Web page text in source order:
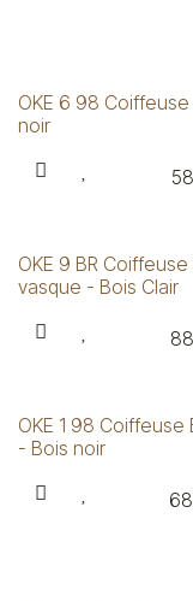
OKE 6 98
noir
OKE 9 BR
vasque - Bois Clair
OKE 1 98 Coiffeuse
- Bois noir